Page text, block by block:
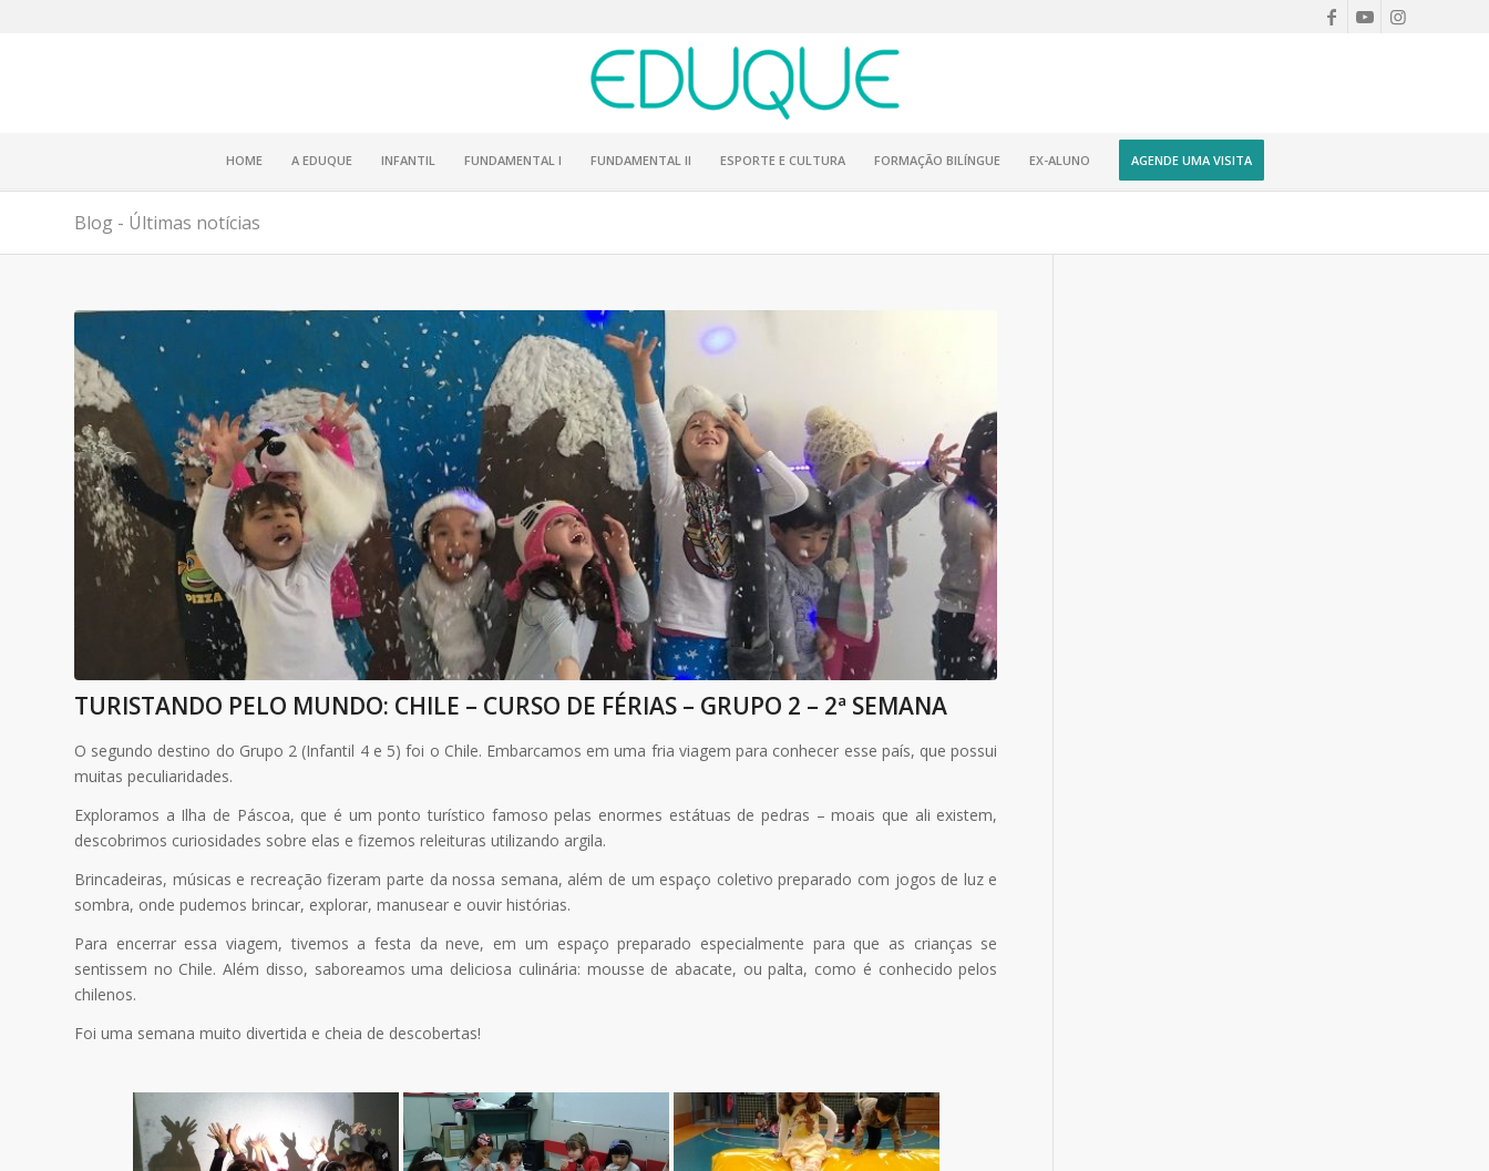
HOME A EDUQUE INFANTIL FUNDAMENTAL I FUNDAMENTAL II ESPORTE E CULTURA FORMAÇÃO BILÍNGUE EX-ALUNO AGENDE UMA VISITA
Blog - Últimas notícias
TURISTANDO PELO MUNDO: CHILE – CURSO DE FÉRIAS – GRUPO 2 – 2ª SEMANA
O segundo destino do Grupo 2 (Infantil 4 e 5) foi o Chile. Embarcamos em uma fria viagem para conhecer esse país, que possui
muitas peculiaridades.
Exploramos a Ilha de Páscoa, que é um ponto turístico famoso pelas enormes estátuas de pedras – moais que ali existem,
descobrimos curiosidades sobre elas e fizemos releituras utilizando argila.
Brincadeiras, músicas e recreação fizeram parte da nossa semana, além de um espaço coletivo preparado com jogos de luz e
sombra, onde pudemos brincar, explorar, manusear e ouvir histórias.
Para encerrar essa viagem, tivemos a festa da neve, em um espaço preparado especialmente para que as crianças se
sentissem no Chile. Além disso, saboreamos uma deliciosa culinária: mousse de abacate, ou palta, como é conhecido pelos
chilenos.
Foi uma semana muito divertida e cheia de descobertas!